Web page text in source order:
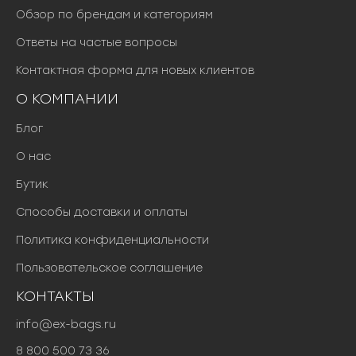
Обзор по брендам и категориям
Ответы на частые вопросы
Контактная форма для новых клиентов
О КОМПАНИИ
Блог
О нас
Бутик
Способы доставки и оплаты
Политика конфиденциальности
Пользовательское соглашение
КОНТАКТЫ
info@ex-bags.ru
8 800 500 73 36